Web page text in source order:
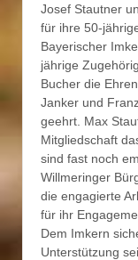
Josef Stautner
für ihre 50-
Bayerischer
jährige
Bucher die
Janker und
geehrt. Max
Mitgliedschaft
sind fast noch
Willmeringer
die engagierte
für ihr
Dem Imkern
Unterstützung